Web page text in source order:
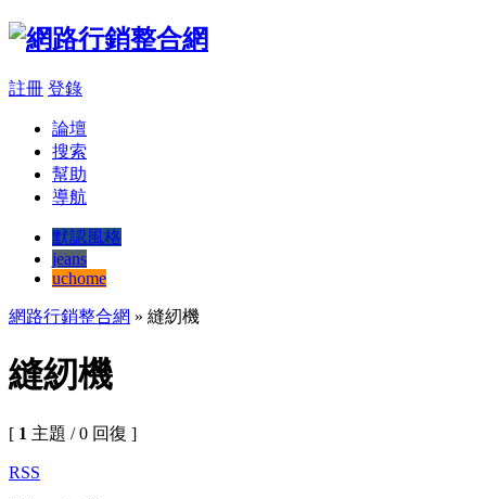
註冊 登錄
論壇
搜索
幫助
導航
默認風格
jeans
uchome
網路行銷整合網 » 縫紉機
縫紉機
[ 1 主題 / 0 回復 ]
RSS